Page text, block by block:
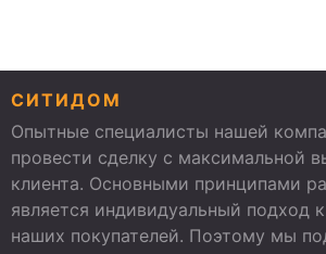
СИТИДОМ
Опытные специалисты нашей
провести сделку с максимальной
клиента. Основными принципами
является индивидуальный подход
наших покупателей. Поэтому мы